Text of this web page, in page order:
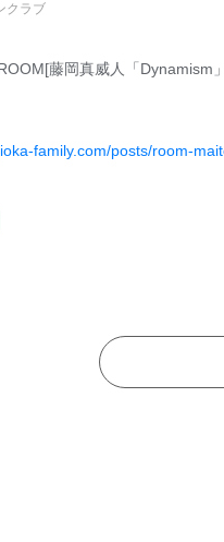
クラブ
藤岡真威人「Dynamism
family.com/posts/room-